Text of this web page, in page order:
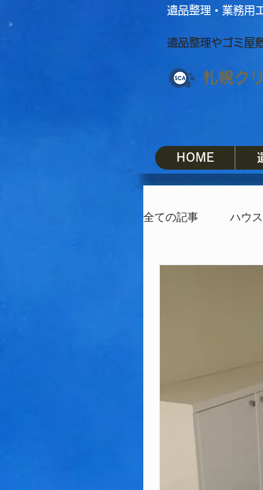
遺品整理・業務用
遺品整理やゴミ屋
札幌ク
HOME
全ての記事 ハウ
除雪 除雪・